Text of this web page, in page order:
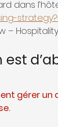
dans
–
gérer un